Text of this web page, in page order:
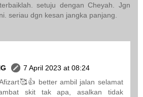
setuju dengan Cheyah. Jgn
seriau dgn kesan jangka panjang.
7 April 2023 at 08:24
better ambil jalan selamat
skit tak apa, asalkan tidak